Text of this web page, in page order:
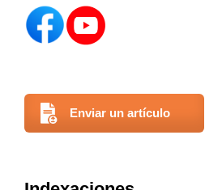
Enviar un artículo